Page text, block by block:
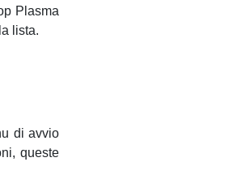
Plasma
lista.
di avvio
queste